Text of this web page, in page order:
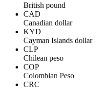
British pound
CAD
Canadian dollar
KYD
Cayman Islands dollar
CLP
Chilean peso
COP
Colombian Peso
CRC